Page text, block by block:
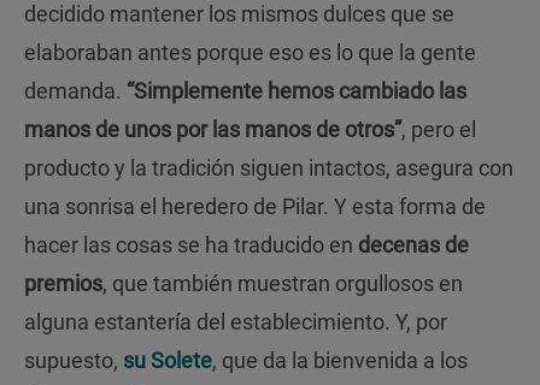
decidido mantener los mismos dulces que se
elaboraban antes porque eso es lo que la gente
demanda. “Simplemente hemos cambiado las
manos de unos por las manos de otros”, pero el
producto y la tradición siguen intactos, asegura con
una sonrisa el heredero de Pilar. Y esta forma de
hacer las cosas se ha traducido en decenas de
premios, que también muestran orgullosos en
alguna estantería del establecimiento. Y, por
supuesto, su Solete, que da la bienvenida a los